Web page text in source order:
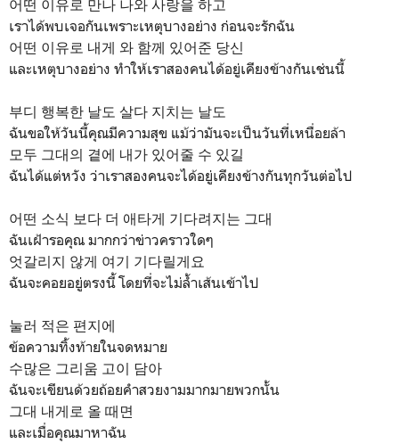
어떤 이유로 만나 나와 사랑을 하고
เราได้พบเจอกันเพราะเหตุบางอย่าง ก่อนจะรักฉัน
어떤 이유로 내게 와 함께 있어준 당신
และเหตุบางอย่าง ทำให้เราสองคนได้อยู่เคียงข้างกันเช่นนี้
부디 행복한 날도 살다 지치는 날도
ฉันขอให้วันนี้คุณมีความสุข แม้ว่ามันจะเป็นวันที่เหนื่อยล้า
모두 그대의 곁에 내가 있어줄 수 있길
ฉันได้แต่หวัง ว่าเราสองคนจะได้อยู่เคียงข้างกันทุกวันต่อไป
어떤 소식 보다 더 애타게 기다려지는 그대
ฉันเฝ้ารอคุณ มากกว่าข่าวคราวใดๆ
엇갈리지 않게 여기 기다릴게요
ฉันจะคอยอยู่ตรงนี้ โดยที่จะไม่ล้ำเส้นเข้าไป
눌러 적은 편지에
ข้อความทิ้งท้ายในจดหมาย
수많은 그리움 고이 담아
ฉันจะเขียนด้วยถ้อยคำสวยงามมากมายพวกนั้น
그대 내게로 올 때면
และเมื่อคุณมาหาฉัน